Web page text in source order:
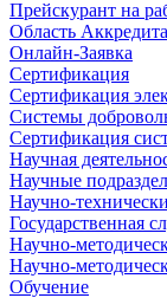
Прейскурант на
Область
Онлайн-Заявка
Сертификация
Сертификация
Системы
Сертификация
Научная
Научные
Научно-
Государственная
Научно-
Научно-
Обучение